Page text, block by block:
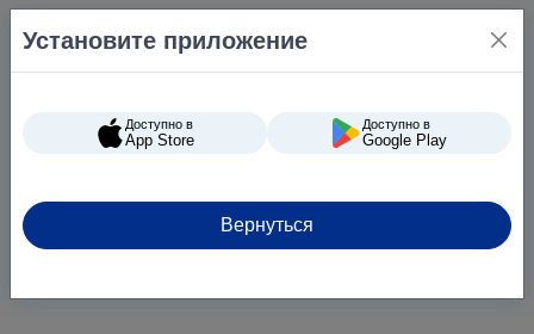
Установите приложение
Доступно в
App Store
Доступно в
Google Play
Вернуться